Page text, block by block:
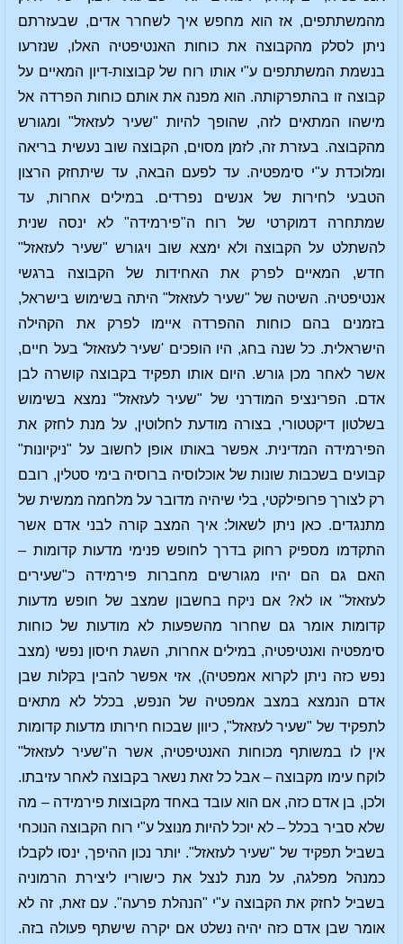
מהמשתתפים, אז הוא מחפש איך לשחרר אדים, שבעזרתם
ניתן לסלק מהקבוצה את כוחות האנטיפטיה האלו, שנזרעו
בנשמת המשתתפים ע"י אותו רוח של קבוצות-דיון המאיים על
קבוצה זו בהתפרקותה. הוא מפנה את אותם כוחות הפרדה אל
מישהו המתאים לזה, שהופך להיות "שעיר לעזאזל" ומגורש
מהקבוצה. בעזרת זה, לזמן מסוים, הקבוצה שוב נעשית בריאה
ומלוכדת ע"י סימפטיה. עד לפעם הבאה, עד שיתחזק הרצון
הטבעי לחירות של אנשים נפרדים. במילים אחרות, עד
שמתחרה דמוקרטי של רוח ה"פירמידה" לא ינסה שנית
להשתלט על הקבוצה ולא ימצא שוב ויגורש "שעיר לעזאזל"
חדש, המאיים לפרק את האחידות של הקבוצה ברגשי
אנטיפטיה. השיטה של "שעיר לעזאזל" היתה בשימוש בישראל,
בזמנים בהם כוחות ההפרדה איימו לפרק את הקהילה
הישראלית. כל שנה בחג, היו הופכים 'שעיר לעזאזל' בעל חיים,
אשר לאחר מכן גורש. היום אותו תפקיד בקבוצה קושרה לבן
אדם. הפרינציפ המודרני של "שעיר לעזאזל" נמצא בשימוש
בשלטון דיקטטורי, בצורה מודעת לחלוטין, על מנת לחזק את
הפירמידה המדינית. אפשר באותו אופן לחשוב על "ניקיונות"
קבועים בשכבות שונות של אוכלוסיה ברוסיה בימי סטלין, רובם
רק לצורך פרופילקטי, בלי שיהיה מדובר על מלחמה ממשית של
מתנגדים. כאן ניתן לשאול: איך המצב קורה לבני אדם אשר
התקדמו מספיק רחוק בדרך לחופש פנימי מדעות קדומות –
האם גם הם יהיו מגורשים מחברות פירמידה כ"שעירים
לעזאזל" או לא? אם ניקח בחשבון שמצב של חופש מדעות
קדומות אומר גם שחרור מהשפעות לא מודעות של כוחות
סימפטיה ואנטיפטיה, במילים אחרות, השגת חיסון נפשי (מצב
נפש כזה ניתן לקרוא אמפטיה), אזי אפשר להבין בקלות שבן
אדם הנמצא במצב אמפטיה של הנפש, בכלל לא מתאים
לתפקיד של "שעיר לעזאזל", כיוון שבכוח חירותו מדעות קדומות
אין לו במשותף מכוחות האנטיפטיה, אשר ה"שעיר לעזאזל"
לוקח עימו מקבוצה – אבל כל זאת נשאר בקבוצה לאחר עזיבתו.
ולכן, בן אדם כזה, אם הוא עובד באחד מקבוצות פירמידה – מה
שלא סביר בכלל – לא יוכל להיות מנוצל ע"י רוח הקבוצה הנוכחי
בשביל תפקיד של "שעיר לעזאזל". יותר נכון ההיפך, ינסו לקבלו
כמנהל מפלגה, על מנת לנצל את כישוריו ליצירת הרמוניה
בשביל לחזק את הקבוצה ע"י "הנהלת פרעה". עם זאת, זה לא
אומר שבן אדם כזה יהיה נשלט אם יקרה שישתף פעולה בזה.